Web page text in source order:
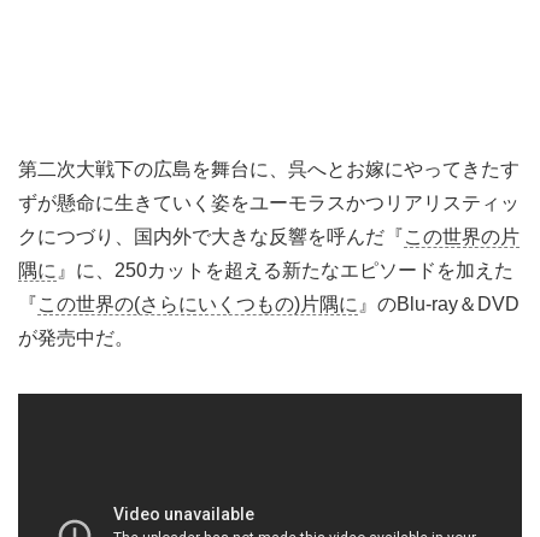
第二次大戦下の広島を舞台に、呉へとお嫁にやってきたす
ずが懸命に生きていく姿をユーモラスかつリアリスティッ
クにつづり、国内外で大きな反響を呼んだ『この世界の片
隅に 』に、250カットを超える新たなエピソードを加えた
『この世界の(さらにいくつもの)片隅に 』のBlu-ray＆DVD
が発売中だ。